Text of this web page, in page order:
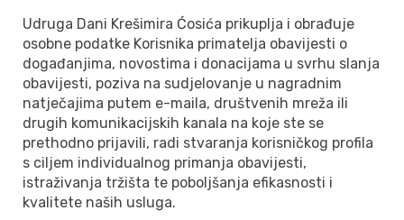
Udruga Dani Krešimira Ćosića prikuplja i obrađuje
osobne podatke Korisnika primatelja obavijesti o
događanjima, novostima i donacijama u svrhu slanja
obavijesti, poziva na sudjelovanje u nagradnim
natječajima putem e-maila, društvenih mreža ili
drugih komunikacijskih kanala na koje ste se
prethodno prijavili, radi stvaranja korisničkog profila
s ciljem individualnog primanja obavijesti,
istraživanja tržišta te poboljšanja efikasnosti i
kvalitete naših usluga.